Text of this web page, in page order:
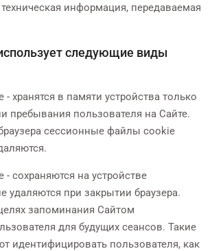
информация, передаваемая
следующие виды
хранятся в памяти устройства только
пребывания пользователя на Сайте.
сессионные файлы cookie
сохраняются на устройстве
удаляются при закрытии браузера.
запоминания Сайтом
для будущих сеансов. Такие
идентифицировать пользователя, как